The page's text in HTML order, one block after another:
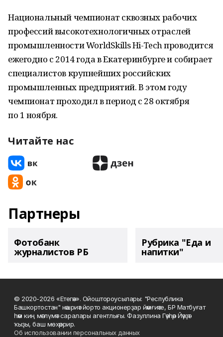
Национальный чемпионат сквозных рабочих
профессий высокотехнологичных отраслей
промышленности WorldSkills Hi-Tech проводится
ежегодно с 2014 года в Екатеринбурге и собирает
специалистов крупнейших российских
промышленных предприятий. В этом году
чемпионат проходил в период с 28 октября
по 1 ноября.
Читайте нас
Партнеры
Фотобанк
журналистов РБ
Рубрика "Еда и
напитки"
© 2020-2026 «Етегән». Ойоштороусылары: "Республика
Башкортостан" нәшриәт йорто акционерҙар йәмғиәте, БР Матбуғат
һәм киң мәғлүмәт саралары агентлығы. Фазуллина Гәүһәр Йәүҙәт
ҡыҙы, баш мөхәррир.
Об использовании персональных данных